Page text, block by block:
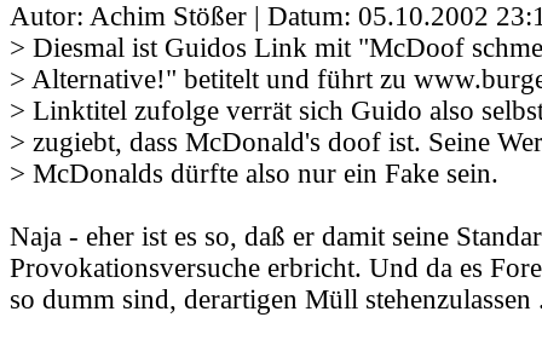
Autor: Achim Stößer | Datum: 05.10.2002
> Diesmal ist Guidos Link mit "McDoof
> Alternative!" betitelt und führt zu
> Linktitel zufolge verrät sich Guido also
> zugiebt, dass McDonald's doof ist. Seine
> McDonalds dürfte also nur ein Fake sein.
Naja - eher ist es so, daß er damit seine
Provokationsversuche erbricht. Und da es
so dumm sind, derartigen Müll stehenzulassen